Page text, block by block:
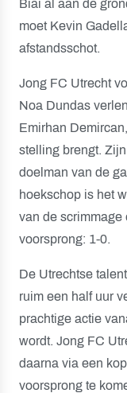
Biai al aan de
moet Kevin
afstandsschot.
Jong FC Utrecht
Noa Dundas
Emirhan
stelling brengt.
doelman van de
hoekschop is het
van de scrimmage
voorsprong: 1-0.
De Utrechtse
ruim een half uur
prachtige actie
wordt. Jong FC
daarna via een
voorsprong te